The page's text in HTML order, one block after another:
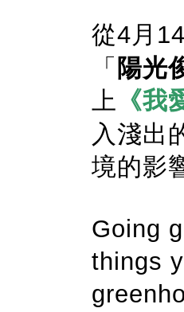
從4月
「 陽光
上 《
入淺出
境的影
Going
things